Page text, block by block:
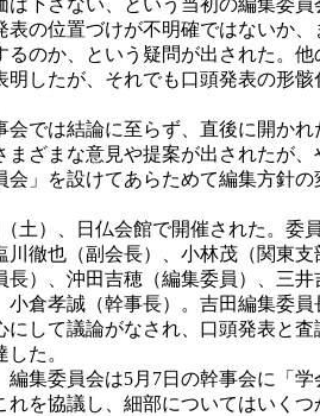
表の位置づけが不明確ではないか
るのか、という疑問が出された。
明したが、それでも口頭発表の形
会では結論に至らず、直後に開か
まざまな意見や提案が出されたが
会」を設けてあらためて編集方針
（土）、日仏会館で開催された。委
川徹也（副会長）、小林茂（関東
長）、沖田吉穂（編集委員）、三
小倉孝誠（幹事長）。吉田編集委
にして議論がなされ、口頭発表と
た。
編集委員会は5月7日の幹事会に「
れを協議し、細部についてはいく